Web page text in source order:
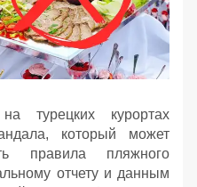
турецких курортах
который может
правила пляжного
отчету и данным